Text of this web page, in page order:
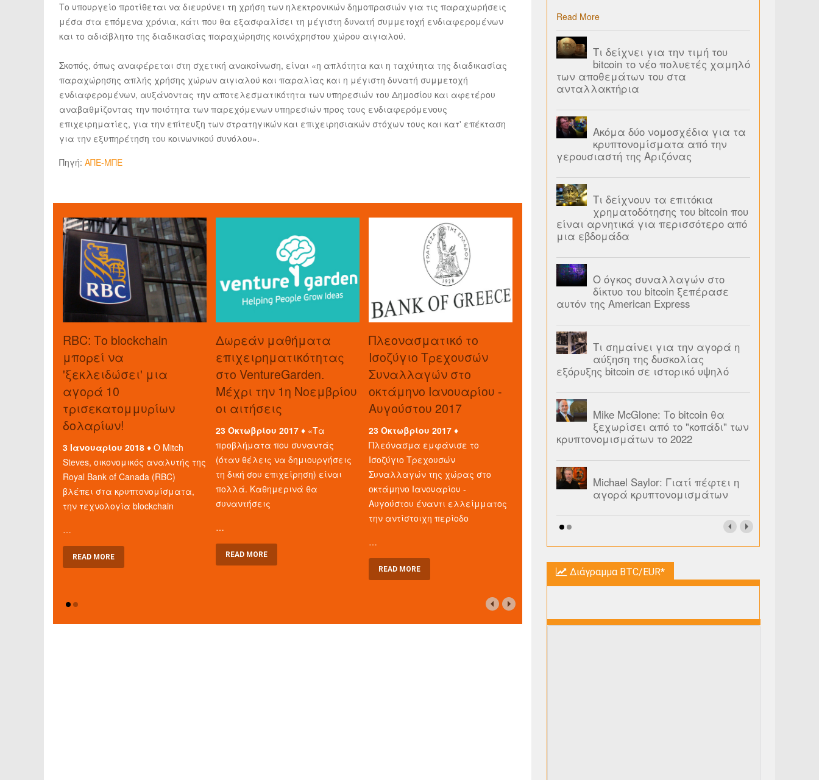
Το υπουργείο προτίθεται να διευρύνει τη χρήση των ηλεκτρονικών δημοπρασιών για τις παραχωρήσεις
μέσα στα επόμενα χρόνια, κάτι που θα εξασφαλίσει τη μέγιστη δυνατή συμμετοχή ενδιαφερομένων
και το αδιάβλητο της διαδικασίας παραχώρησης κοινόχρηστου χώρου αιγιαλού.
Σκοπός, όπως αναφέρεται στη σχετική ανακοίνωση, είναι «η απλότητα και η ταχύτητα της διαδικασίας
παραχώρησης απλής χρήσης χώρων αιγιαλού και παραλίας και η μέγιστη δυνατή συμμετοχή
ενδιαφερομένων, αυξάνοντας την αποτελεσματικότητα των υπηρεσιών του Δημοσίου και αφετέρου
αναβαθμίζοντας την ποιότητα των παρεχόμενων υπηρεσιών προς τους ενδιαφερόμενους
επιχειρηματίες, για την επίτευξη των στρατηγικών και επιχειρησιακών στόχων τους και κατ' επέκταση
για την εξυπηρέτηση του κοινωνικού συνόλου».
Πηγή: ΑΠΕ-ΜΠΕ
RBC: Το blockchain
μπορεί να
'ξεκλειδώσει' μια
αγορά 10
τρισεκατομμυρίων
δολαρίων!
3 Ιανουαρίου 2018 ♦Ο Mitch
Steves, οικονομικός αναλυτής της
Royal Bank of Canada (RBC)
βλέπει στα κρυπτονομίσματα,
την τεχνολογία blockchain
…
READ MORE
Δωρεάν μαθήματα
επιχειρηματικότητας
στο VentureGarden.
Μέχρι την 1η Νοεμβρίου
οι αιτήσεις
23 Οκτωβρίου 2017 ♦ «Τα
προβλήματα που συναντάς
(όταν θέλεις να δημιουργήσεις
τη δική σου επιχείρηση) είναι
πολλά. Καθημερινά θα
συναντήσεις
…
READ MORE
Πλεονασματικό το
Ισοζύγιο Τρεχουσών
Συναλλαγών στο
οκτάμηνο Ιανουαρίου -
Αυγούστου 2017
23 Οκτωβρίου 2017 ♦
Πλεόνασμα εμφάνισε το
Ισοζύγιο Τρεχουσών
Συναλλαγών της χώρας στο
οκτάμηνο Ιανουαρίου -
Αυγούστου έναντι ελλείμματος
την αντίστοιχη περίοδο
…
READ MORE
Read More
Τι δείχνει για την τιμή του
bitcoin το νέο πολυετές χαμηλό
των αποθεμάτων του στα
ανταλλακτήρια
Ακόμα δύο νομοσχέδια για τα
κρυπτονομίσματα από την
γερουσιαστή της Αριζόνας
Τι δείχνουν τα επιτόκια
χρηματοδότησης του bitcoin που
είναι αρνητικά για περισσότερο από
μια εβδομάδα
Ο όγκος συναλλαγών στο
δίκτυο του bitcoin ξεπέρασε
αυτόν της American Express
Τι σημαίνει για την αγορά η
αύξηση της δυσκολίας
εξόρυξης bitcoin σε ιστορικό υψηλό
Mike McGlone: Το bitcoin θα
ξεχωρίσει από το "κοπάδι" των
κρυπτονομισμάτων το 2022
Michael Saylor: Γιατί πέφτει η
αγορά κρυπτονομισμάτων
Διάγραμμα BTC/EUR*